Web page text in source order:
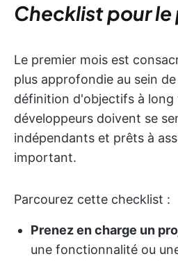
Checklist pour le
Le premier mois est
plus approfondie au sein
définition d'objectifs à long
développeurs doivent se
indépendants et prêts à
important.
Parcourez cette checklist :
Prenez en charge un
une fonctionnalité ou